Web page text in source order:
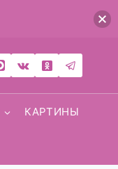
КАРТИНЫ